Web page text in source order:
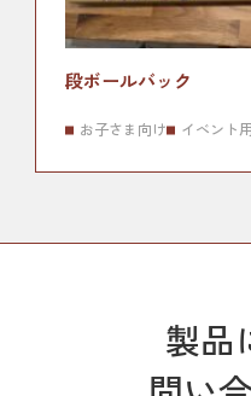
段ボールバック
お子さま向け イベント用
製品